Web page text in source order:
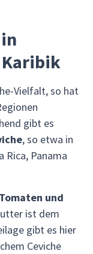
Vielfalt, so hat
gibt es
, so etwa in
Rica, Panama
Tomaten und
ist dem
gibt es hier
Ceviche